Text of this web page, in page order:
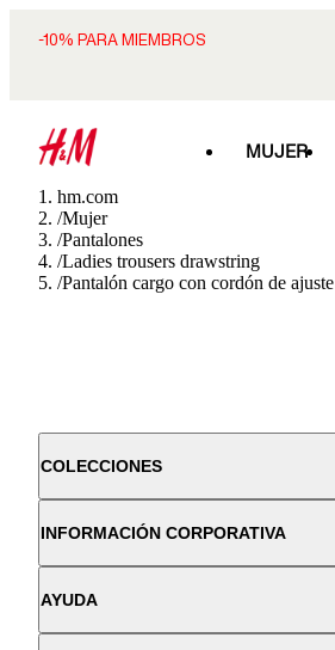
-10% PARA MIEMBROS
MUJER
hm.com
/Mujer
/Pantalones
/Ladies trousers drawstring
/Pantalón cargo con cordón de ajuste
COLECCIONES
INFORMACIÓN CORPORATIVA
AYUDA